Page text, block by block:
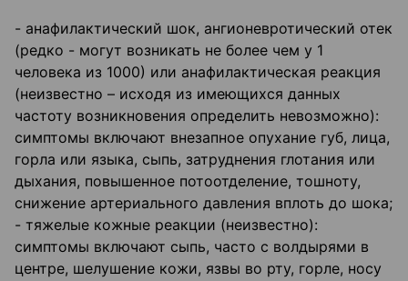
- анафилактический шок, ангионевротический отек
(редко - могут возникать не более чем у 1
человека из 1000) или анафилактическая реакция
(неизвестно – исходя из имеющихся данных
частоту возникновения определить невозможно):
симптомы включают внезапное опухание губ, лица,
горла или языка, сыпь, затруднения глотания или
дыхания, повышенное потоотделение, тошноту,
снижение артериального давления вплоть до шока;
- тяжелые кожные реакции (неизвестно):
симптомы включают сыпь, часто с волдырями в
центре, шелушение кожи, язвы во рту, горле, носу